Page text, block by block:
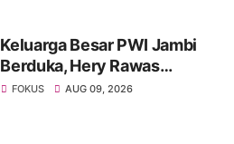
Keluarga Besar PWI Jambi
Berduka, Hery Rawas
Mantan Sekretaris PWI
FOKUS AUG 09, 2026